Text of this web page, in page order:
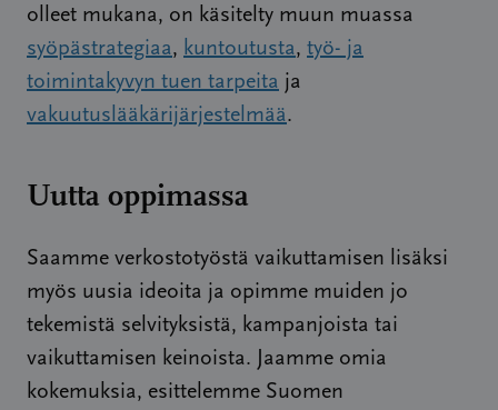
olleet mukana, on käsitelty muun muassa
syöpästrategiaa, kuntoutusta, työ- ja
toimintakyvyn tuen tarpeita ja
vakuutuslääkärijärjestelmää.
Uutta oppimassa
Saamme verkostotyöstä vaikuttamisen lisäksi
myös uusia ideoita ja opimme muiden jo
tekemistä selvityksistä, kampanjoista tai
vaikuttamisen keinoista. Jaamme omia
kokemuksia, esittelemme Suomen